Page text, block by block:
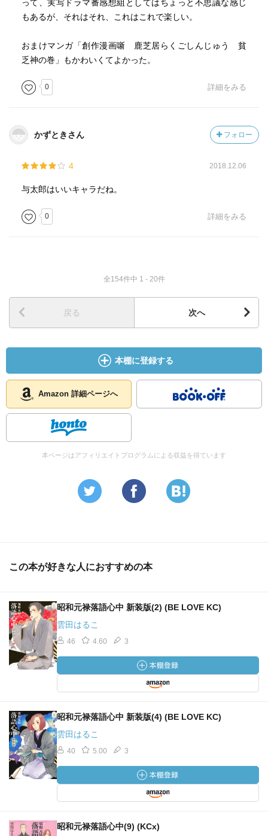
って、実写ドラマ番感想組としてはちょっと不思議な感じ
もあるが、それはそれ、これはこれで楽しい。
おまけマンガ「創作漫画噺 鹿芝居らくごしんじゅう 貧
乏神の巻」もかわいくてよかった。
0 詳細をみる
かずときさん フォロー
4 2018.12.06
与太郎はいいキャラだね。
0 詳細をみる
全154件中 1 - 20件
戻る 次へ
本棚に登録する
Amazon 詳細ページへ
本ページはアフィリエイトプログラムによる収益を得ています
この本が好きな人におすすめの本
昭和元禄落語心中 新装版(2) (BE LOVE KC)
雲田はるこ
46 4.60 3
昭和元禄落語心中 新装版(4) (BE LOVE KC)
雲田はるこ
40 5.00 3
昭和元禄落語心中(9) (KCx)